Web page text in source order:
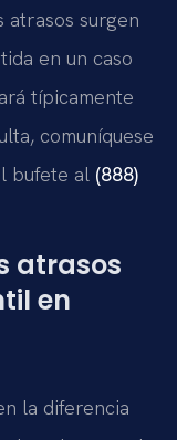
atrasos surgen
en un caso
típicamente
comuníquese
bufete al (888)
atrasos
en
la diferencia